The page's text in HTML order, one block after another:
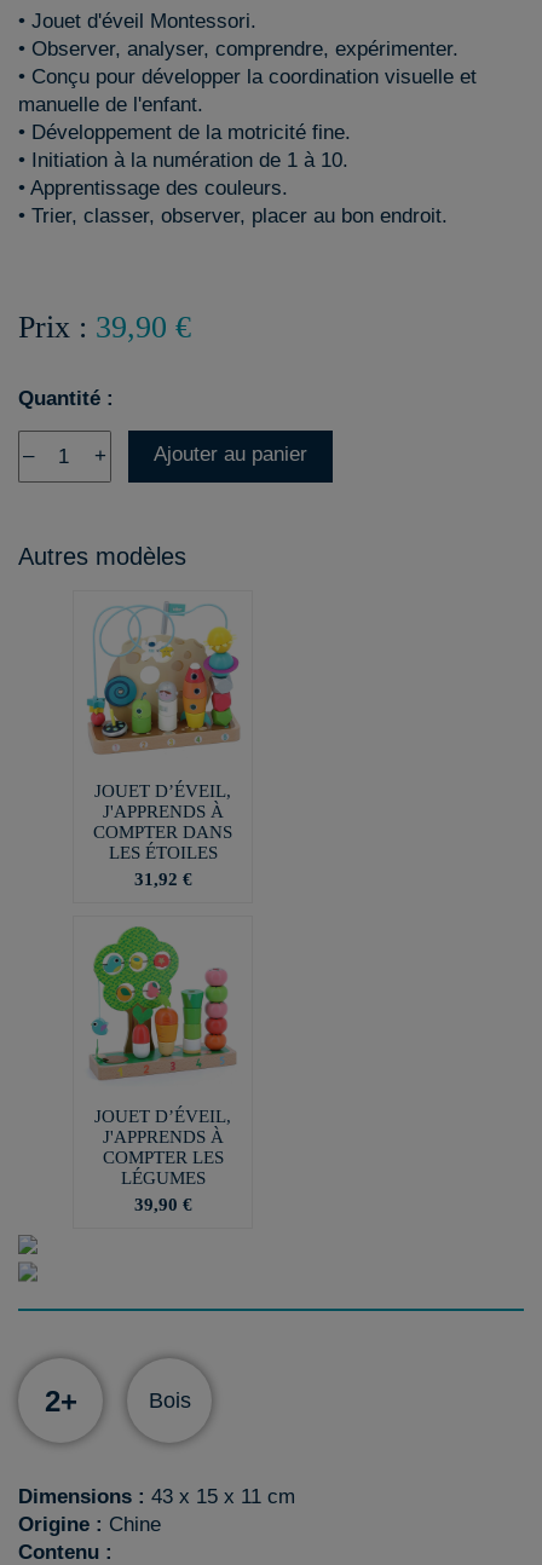
• Jouet d'éveil Montessori.
• Observer, analyser, comprendre, expérimenter.
• Conçu pour développer la coordination visuelle et
manuelle de l'enfant.
• Développement de la motricité fine.
• Initiation à la numération de 1 à 10.
• Apprentissage des couleurs.
• Trier, classer, observer, placer au bon endroit.
Prix : 39,90 €
Quantité :
– + Ajouter au panier
Autres modèles
JOUET D’ÉVEIL,
J'APPRENDS À
COMPTER DANS
LES ÉTOILES
31,92 €
JOUET D’ÉVEIL,
J'APPRENDS À
COMPTER LES
LÉGUMES
39,90 €
2+ Bois
Dimensions : 43 x 15 x 11 cm
Origine : Chine
Contenu :